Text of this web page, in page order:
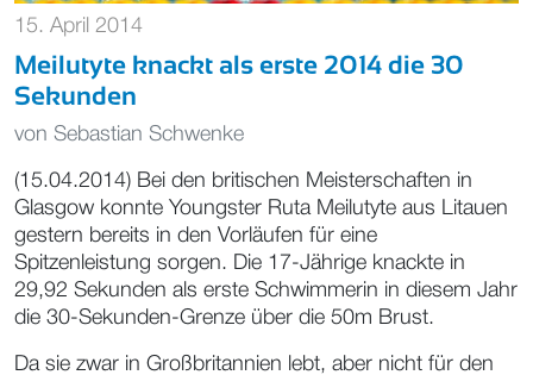
15. April 2014
Meilutyte knackt als erste 2014 die 30
Sekunden
von Sebastian Schwenke
(15.04.2014) Bei den britischen Meisterschaften in
Glasgow konnte Youngster Ruta Meilutyte aus Litauen
gestern bereits in den Vorläufen für eine
Spitzenleistung sorgen. Die 17-Jährige knackte in
29,92 Sekunden als erste Schwimmerin in diesem Jahr
die 30-Sekunden-Grenze über die 50m Brust.
Da sie zwar in Großbritannien lebt, aber nicht für den